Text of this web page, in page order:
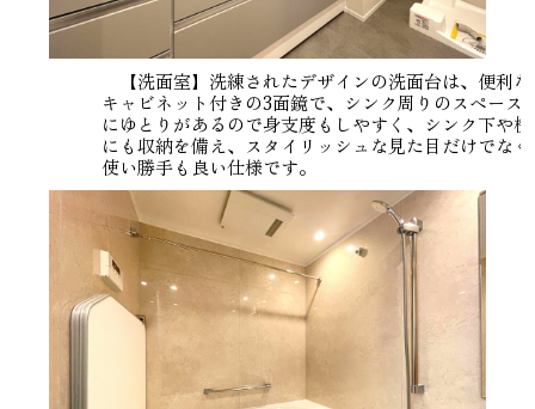
【洗面室】洗練されたデザインの洗面台は、便利な
キャビネット付きの3面鏡で、シンク周りのスペース
にゆとりがあるので身支度もしやすく、シンク下や横
にも収納を備え、スタイリッシュな見た目だけでなく
使い勝手も良い仕様です。